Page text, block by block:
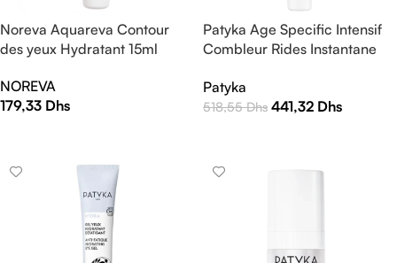
Noreva Aquareva Contour
des yeux Hydratant 15ml
NOREVA
179,33 Dhs
Patyka Age Specific Intensif
Combleur Rides Instantane
Patyka
518,55Dhs 441,32 Dhs